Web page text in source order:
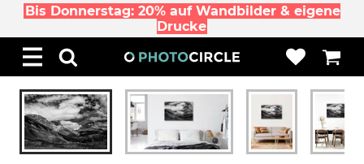
Bis Donnerstag: 20% auf Wandbilder & eigene
Drucke